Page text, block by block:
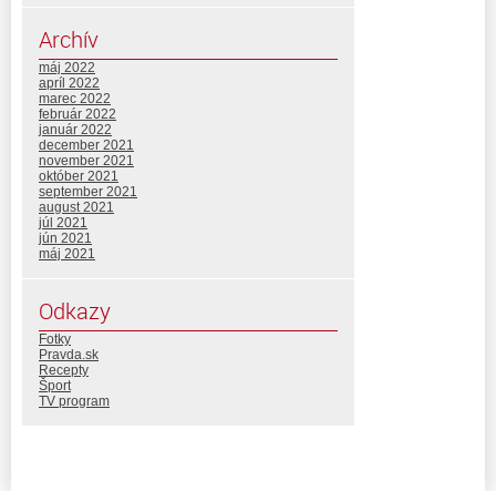
Archív
máj 2022
apríl 2022
marec 2022
február 2022
január 2022
december 2021
november 2021
október 2021
september 2021
august 2021
júl 2021
jún 2021
máj 2021
Odkazy
Fotky
Pravda.sk
Recepty
Šport
TV program